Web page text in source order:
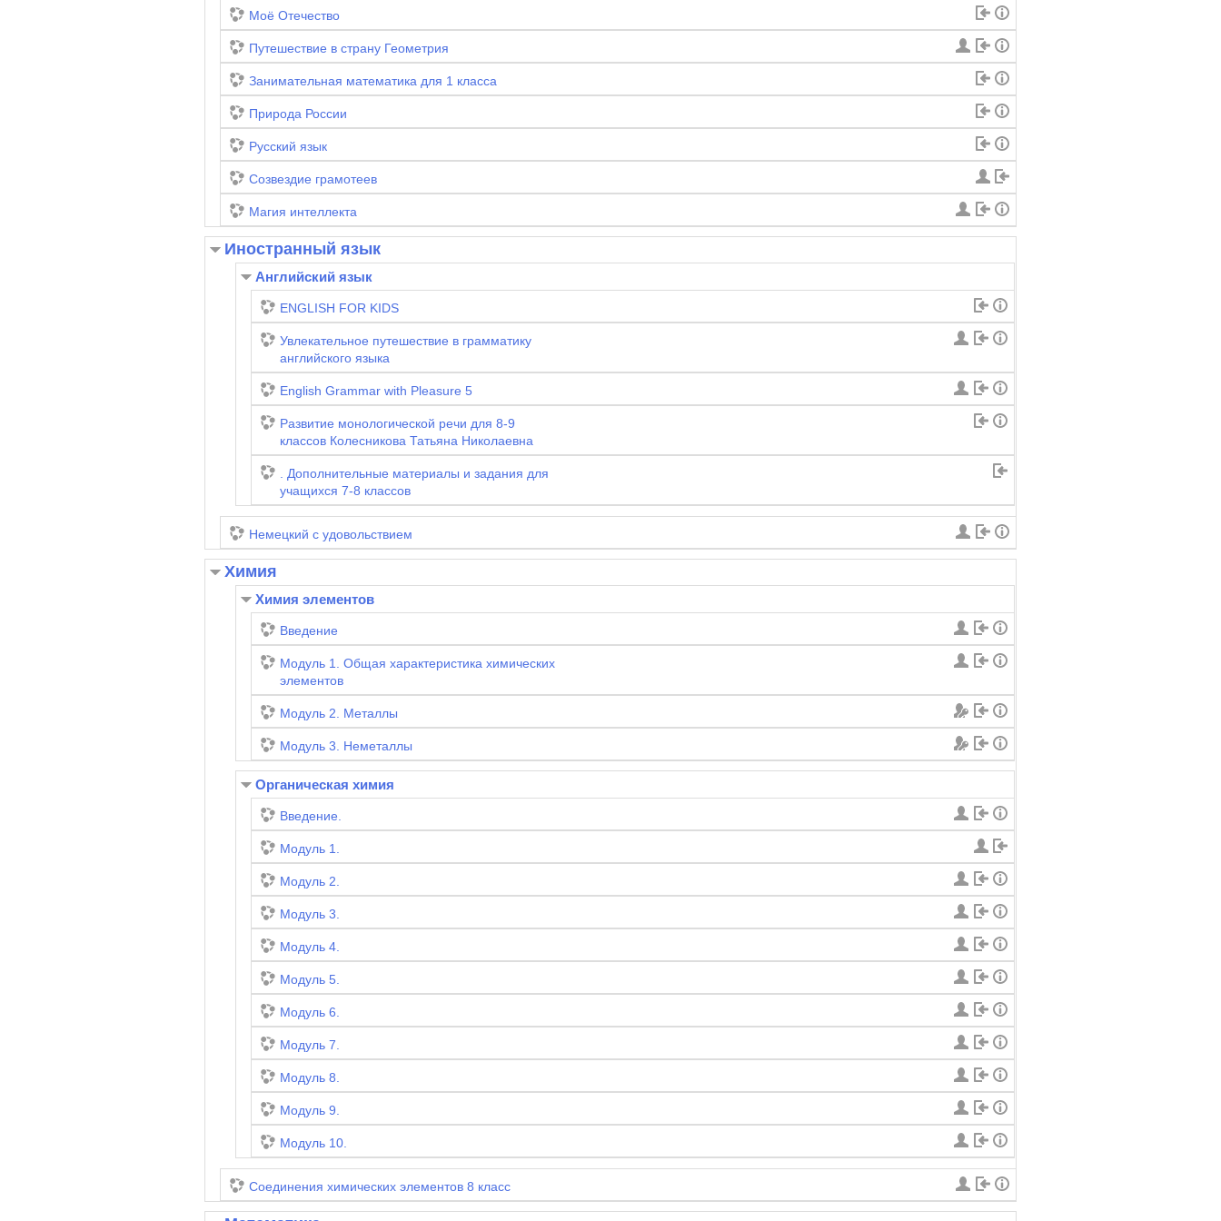
Моё Отечество
Путешествие в страну Геометрия
Занимательная математика для 1 класса
Природа России
Русский язык
Созвездие грамотеев
Магия интеллекта
Иностранный язык
Английский язык
ENGLISH FOR KIDS
Увлекательное путешествие в грамматику
английского языка
English Grammar with Pleasure 5
Развитие монологической речи для 8-9
классов Колесникова Татьяна Николаевна
. Дополнительные материалы и задания для
учащихся 7-8 классов
Немецкий с удовольствием
Химия
Химия элементов
Введение
Модуль 1. Общая характеристика химических
элементов
Модуль 2. Металлы
Модуль 3. Неметаллы
Органическая химия
Введение.
Модуль 1.
Модуль 2.
Модуль 3.
Модуль 4.
Модуль 5.
Модуль 6.
Модуль 7.
Модуль 8.
Модуль 9.
Модуль 10.
Соединения химических элементов 8 класс